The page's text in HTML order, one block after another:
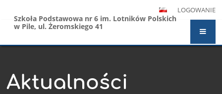
LOGOWANIE
Szkoła Podstawowa nr 6 im. Lotników Polskich
w Pile, ul. Żeromskiego 41
Aktualności